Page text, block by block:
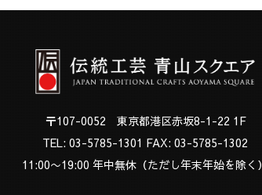
〒107-0052 東京都港区赤坂8-1-22 1F
TEL: 03-5785-1301 FAX: 03-5785-1302
11:00〜19:00 年中無休（ただし年末年始を除く）